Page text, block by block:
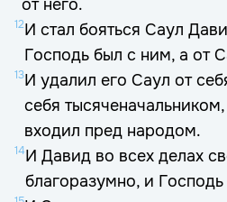
от него.
12И стал бояться Саул
Господь был с ним, а от
13И удалил его Саул от
себя
входил пред народом.
14И Давид во всех делах
благоразумно, и